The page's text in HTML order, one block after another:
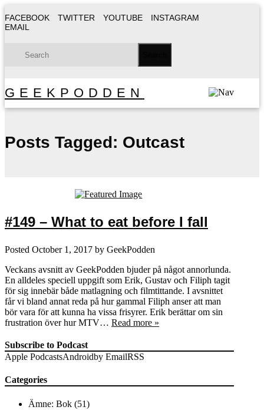
FACEBOOK TWITTER YOUTUBE
INSTAGRAM
EMAIL
GEEKPODDEN
Posts Tagged: Outcast
#149 – What to eat before I fall
Posted October 1, 2017 by GeekPodden
Veckans avsnitt av GeekPodden bjuder på något annorlunda.
En alldeles speciell uppgift som Erik, Gustav och Filiph tagit
för sig innebär både matlagning och filmtittande. I avsnittet
får vi bland annat reda på hur gammal Filiph anser att man
bör vara för att kunna ha vissa frisyrer. Erik berättar om sin
frustration över hur MTV… Read more »
Subscribe to Podcast
Apple PodcastsAndroidby EmailRSS
Categories
Ämne: Bok (51)